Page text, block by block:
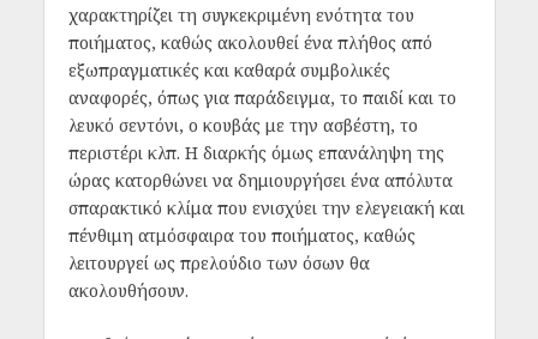
χαρακτηρίζει τη συγκεκριμένη ενότητα του
ποιήματος, καθώς ακολουθεί ένα πλήθος από
εξωπραγματικές και καθαρά συμβολικές
αναφορές, όπως για παράδειγμα, το παιδί και το
λευκό σεντόνι, ο κουβάς με την ασβέστη, το
περιστέρι κλπ. Η διαρκής όμως επανάληψη της
ώρας κατορθώνει να δημιουργήσει ένα απόλυτα
σπαρακτικό κλίμα που ενισχύει την ελεγειακή και
πένθιμη ατμόσφαιρα του ποιήματος, καθώς
λειτουργεί ως πρελούδιο των όσων θα
ακολουθήσουν.